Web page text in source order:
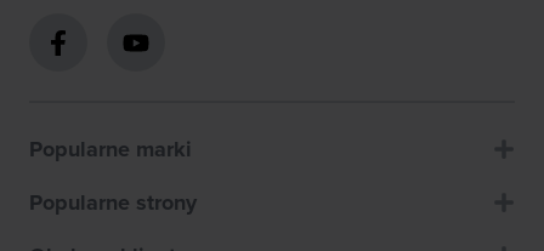
Popularne marki
Popularne strony